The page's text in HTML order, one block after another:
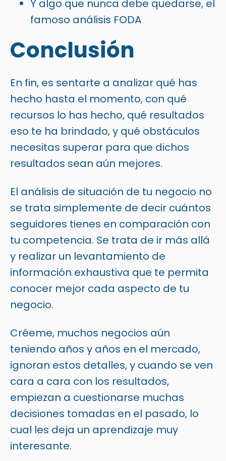
Y algo que nunca debe quedarse, el
famoso análisis FODA
Conclusión
En fin, es sentarte a analizar qué has
hecho hasta el momento, con qué
recursos lo has hecho, qué resultados
eso te ha brindado, y qué obstáculos
necesitas superar para que dichos
resultados sean aún mejores.
El análisis de situación de tu negocio no
se trata simplemente de decir cuántos
seguidores tienes en comparación con
tu competencia. Se trata de ir más allá
y realizar un levantamiento de
información exhaustiva que te permita
conocer mejor cada aspecto de tu
negocio.
Créeme, muchos negocios aún
teniendo años y años en el mercado,
ignoran estos detalles, y cuando se ven
cara a cara con los resultados,
empiezan a cuestionarse muchas
decisiones tomadas en el pasado, lo
cual les deja un aprendizaje muy
interesante.